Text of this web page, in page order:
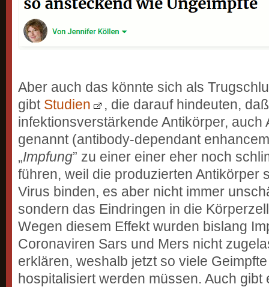
Aber auch das könnte sich als
gibt Studien
, die darauf hindeuten, daß
infektionsverstärkende Antikörper, auch
genannt (antibody-dependant
„Impfung” zu einer einer eher noch
führen, weil die produzierten Antikörper
Virus binden, es aber nicht immer
sondern das Eindringen in die
Wegen diesem Effekt wurden bislang
Coronaviren Sars und Mers nicht
erklären, weshalb jetzt so viele
hospitalisiert werden müssen. Auch